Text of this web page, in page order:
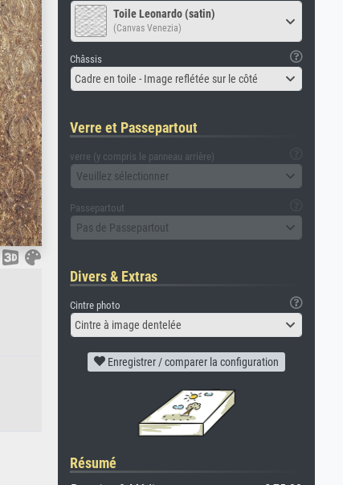
Toile Leonardo (satin)
(Canvas Venezia)
Châssis
Cadre en toile - Image reflétée sur le côté
Verre et Passepartout
verre (y compris le panneau arrière)
Veuillez sélectionner
Passepartout
Pas de Passepartout
Divers & Extras
Cintre photo
Cintre à image dentelée
Enregistrer / comparer la configuration
Résumé